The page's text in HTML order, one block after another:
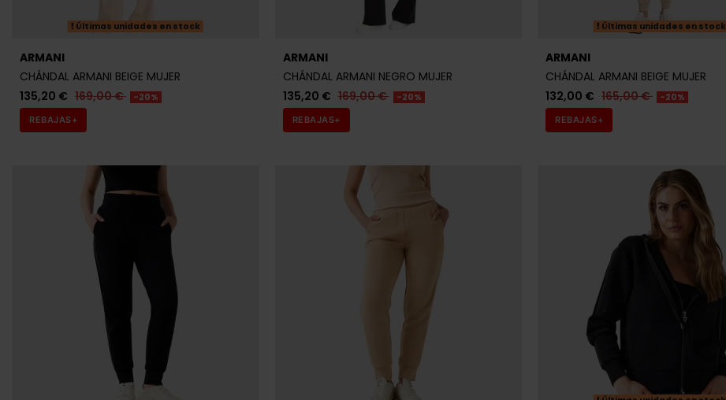
Últimas unidades en stock
ARMANI
CHÁNDAL ARMANI BEIGE MUJER
135,20 € 169,00 € -20%
REBAJAS+
ARMANI
CHÁNDAL ARMANI NEGRO MUJER
135,20 € 169,00 € -20%
REBAJAS+
Últimas unidades en stock
ARMANI
CHÁNDAL ARMANI BEIGE MUJER
132,00 € 165,00 € -20%
REBAJAS+